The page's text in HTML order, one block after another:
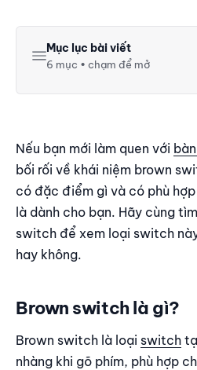
Mục lục bài viết
6 mục • chạm để mở
Brown switch là gì?
Brown switch có phù hợp với
Brown switch là lựa chọn lý
Brown switch có phù hợp cho
Kết luận
Nếu bạn mới làm quen với
bối rối về khái niệm brown
có đặc điểm gì và có phù
là dành cho bạn. Hãy cùng
switch để xem loại switch
hay không.
Brown switch là gì?
Brown switch là loại switch
nhàng khi gõ phím, phù hợp